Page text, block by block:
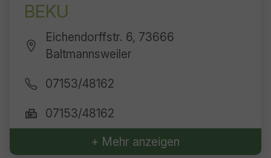
BEKU
Eichendorffstr. 6, 73666
Baltmannsweiler
07153/48162
07153/48162
+ Mehr anzeigen